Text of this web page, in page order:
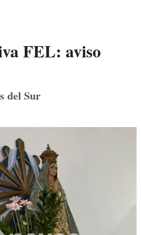
FEL: aviso
del Sur